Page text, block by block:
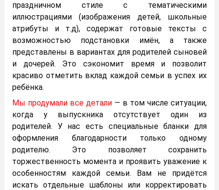
праздничном стиле с тематическими
иллюстрациями (изображения детей, школьные
атрибуты и т.д), содержат готовые тексты с
возможностью подстановки имён, а также
представлены в вариантах для родителей сыновей
и дочерей. Это сэкономит время и позволит
красиво отметить вклад каждой семьи в успех их
ребёнка.
Мы продумали все детали — в том числе ситуации,
когда у выпускника отсутствует один из
родителей. У нас есть специальные бланки для
оформления благодарности только одному
родителю. Это позволяет сохранить
торжественность момента и проявить уважение к
особенностям каждой семьи. Вам не придётся
искать отдельные шаблоны или корректировать